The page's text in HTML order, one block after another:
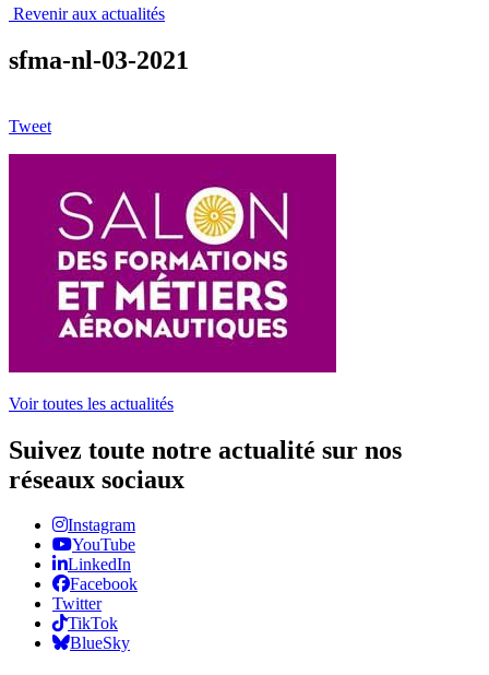
Revenir aux actualités
sfma-nl-03-2021
Tweet
Voir toutes les actualités
Suivez toute notre actualité sur nos
réseaux sociaux
Instagram
YouTube
LinkedIn
Facebook
Twitter
TikTok
BlueSky